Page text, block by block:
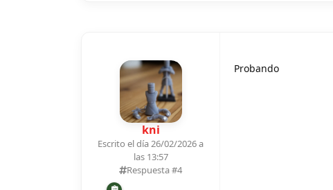
kni
Escrito el día 26/02/2026 a
las 13:57
Respuesta #4
Probando